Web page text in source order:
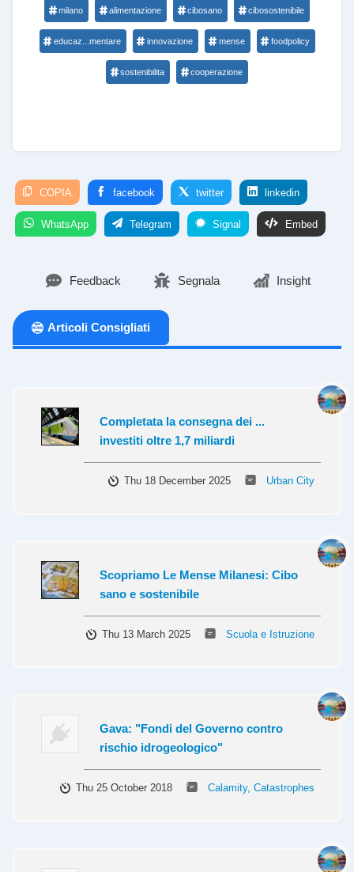
milano alimentazione cibosano cibosostenibile
educaz...mentare innovazione mense foodpolicy
sostenibilita cooperazione
COPIA facebook twitter linkedin
WhatsApp Telegram Signal Embed
Feedback Segnala Insight
Articoli Consigliati
Completata la consegna dei ...
investiti oltre 1,7 miliardi
Thu 18 December 2025 Urban City
Scopriamo Le Mense Milanesi: Cibo
sano e sostenibile
Thu 13 March 2025 Scuola e Istruzione
Gava: "Fondi del Governo contro
rischio idrogeologico"
Thu 25 October 2018 Calamity, Catastrophes